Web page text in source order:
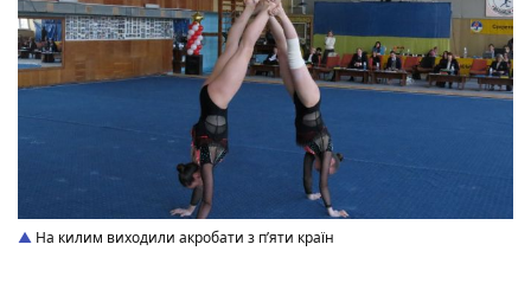
На килим виходили акробати з п’яти країн